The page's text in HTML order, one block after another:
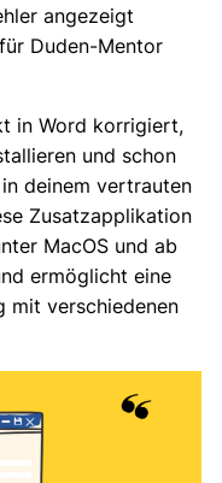
angezeigt
Duden-Mentor
in Word korrigiert,
und schon
deinem vertrauten
Zusatzapplikation
MacOS und ab
ermöglicht eine
mit verschiedenen